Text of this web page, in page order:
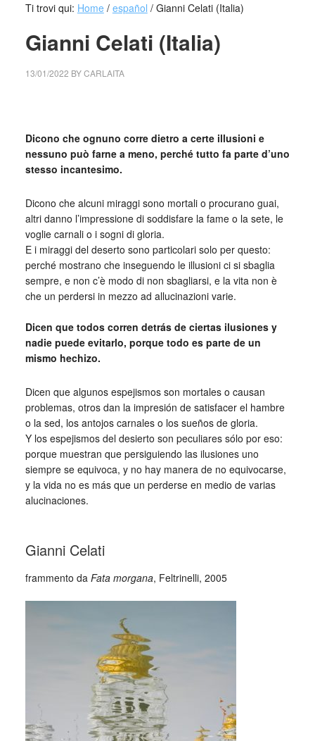
Ti trovi qui: Home / español /Gianni Celati (Italia)
Gianni Celati (Italia)
13/01/2022 BYCARLAITA
Dicono che ognuno corre dietro a certe illusioni e
nessuno può farne a meno, perché tutto fa parte d’uno
stesso incantesimo.
Dicono che alcuni miraggi sono mortali o procurano guai,
altri danno l’impressione di soddisfare la fame o la sete, le
voglie carnali o i sogni di gloria.
E i miraggi del deserto sono particolari solo per questo:
perché mostrano che inseguendo le illusioni ci si sbaglia
sempre, e non c’è modo di non sbagliarsi, e la vita non è
che un perdersi in mezzo ad allucinazioni varie.
Dicen que todos corren detrás de ciertas ilusiones y
nadie puede evitarlo, porque todo es parte de un
mismo hechizo.
Dicen que algunos espejismos son mortales o causan
problemas, otros dan la impresión de satisfacer el hambre
o la sed, los antojos carnales o los sueños de gloria.
Y los espejismos del desierto son peculiares sólo por eso:
porque muestran que persiguiendo las ilusiones uno
siempre se equivoca, y no hay manera de no equivocarse,
y la vida no es más que un perderse en medio de varias
alucinaciones.
Gianni Celati
frammento da Fata morgana, Feltrinelli, 2005